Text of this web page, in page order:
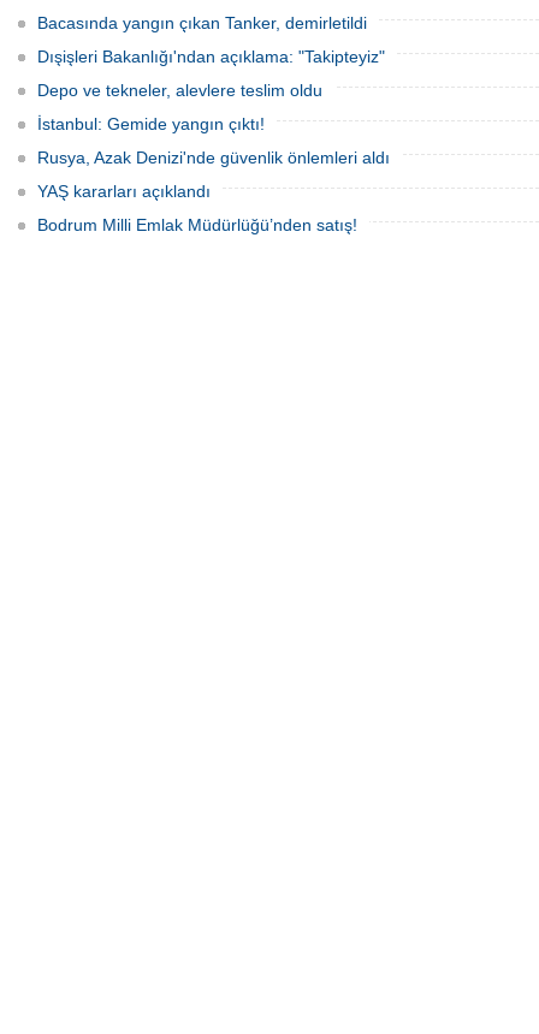
Bacasında yangın çıkan Tanker, demirletildi
Dışişleri Bakanlığı'ndan açıklama: "Takipteyiz"
Depo ve tekneler, alevlere teslim oldu
İstanbul: Gemide yangın çıktı!
Rusya, Azak Denizi'nde güvenlik önlemleri aldı
YAŞ kararları açıklandı
Bodrum Milli Emlak Müdürlüğü’nden satış!